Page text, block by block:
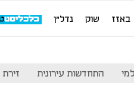
באזז שוק נדל"ן
התחדשות עירונית